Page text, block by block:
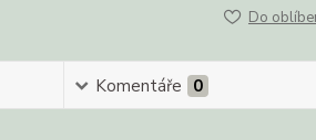
Do
Komentáře 0